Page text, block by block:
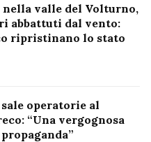
nella valle del Volturno,
abbattuti dal vento:
ripristinano lo stato
operatorie al
“Una vergognosa